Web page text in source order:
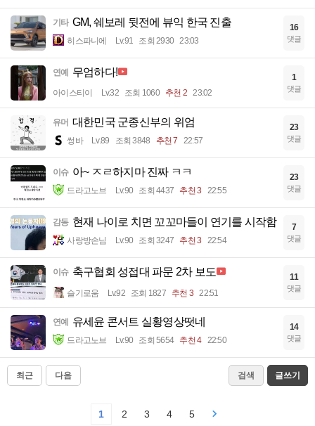
기타 GM, 쉐보레 뒷전에 뷰익 한국 진출
히스파니에 Lv.91 조회 2930 23:03
16
댓글
연예 무엄하다!
아이스티이 Lv.32 조회 1060 추천 2 23:02
1
댓글
유머 대한민국 군종신부의 위엄
썽바 Lv.89 조회 3848 추천 7 22:57
23
댓글
이슈 아~ ㅈㄹ하지마 진짜 ㅋㅋ
드라고노브 Lv.90 조회 4437 추천 3 22:55
23
댓글
감동 현재 나이로 치면 꼬꼬마들이 연기를 시작함
사랑방손님 Lv.90 조회 3247 추천 3 22:54
7
댓글
이슈 축구협회 성접대 파문 2차 보도
슬기로움 Lv.92 조회 1827 추천 3 22:51
11
댓글
연예 유세윤 콘서트 실황영상떳네
드라고노브 Lv.90 조회 5654 추천 4 22:50
14
댓글
최근 다음 검색 글쓰기
1 2 3 4 5